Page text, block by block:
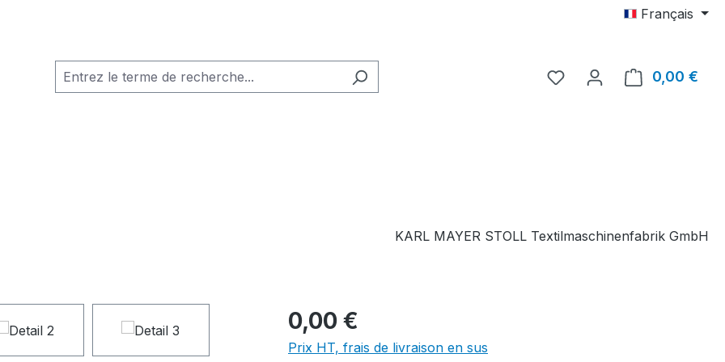
Français
Vous avez 0 articles
0,00 €
KARL MAYER STOLL Textilmaschinenfabrik GmbH
0,00 €
Prix HT, frais de livraison en sus